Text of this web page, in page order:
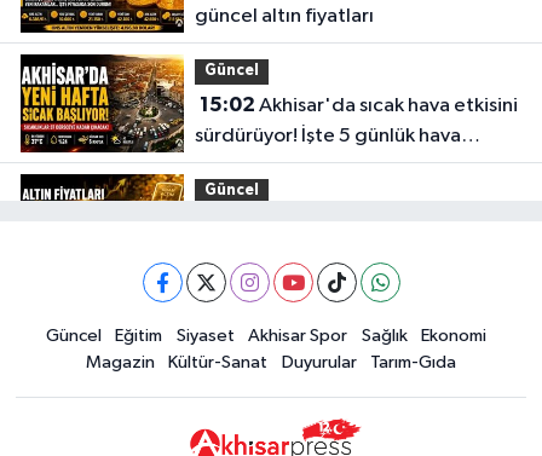
güncel altın fiyatları
Güncel
15:02
sürdürüyor! İşte 5 günlük hava
durumu
Güncel
güncel fiyatlar
14:40Türkiye'nin En İyi Kuruyemiş
Markası: Halktan
Siyaset
Güncel Eğitim Siyaset Akhisar Spor Sağlık
Ekonomi
Magazin
Kültür-Sanat Duyurular Tarım-Gıda